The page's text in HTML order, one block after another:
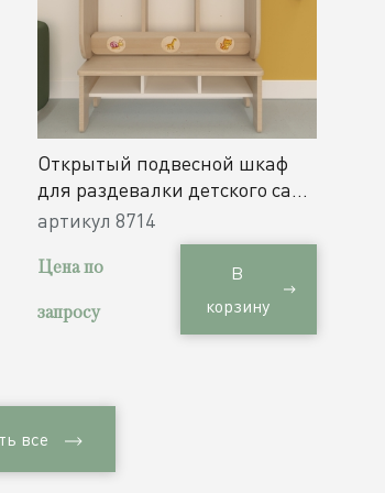
Открытый подвесной шкаф
для раздевалки детского сада
/ 3 секции
артикул 8714
Цена по
запросу
В
корзину
все